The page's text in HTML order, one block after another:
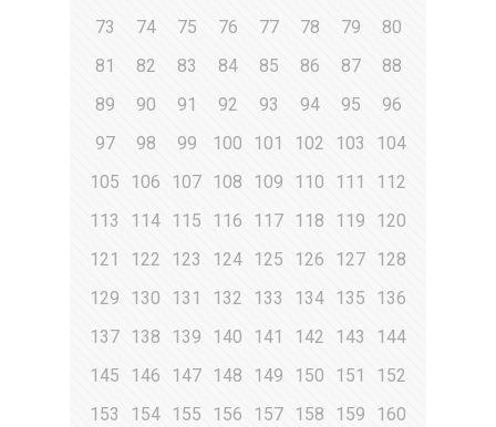
73
74 75 76 77 78 79
80
81
82 83 84 85 86 87
88
89
90 91 92 93 94 95
96
97
98 99 100 101 102 103
104
105
106 107 108 109 110 111
112
113
114 115 116 117 118 119
120
121
122 123 124 125 126 127 128
129
130 131 132 133 134 135
136
137 138 139 140 141 142 143
144
145
146 147 148 149 150 151
152
153
154 155 156 157 158 159
160